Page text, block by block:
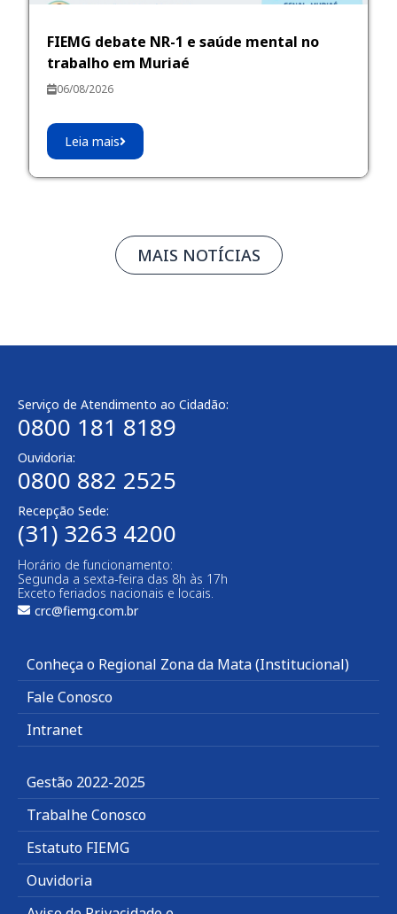
FIEMG debate NR-1 e saúde mental no
trabalho em Muriaé
06/08/2026
Leia mais
MAIS NOTÍCIAS
Serviço de Atendimento ao Cidadão:
0800 181 8189
Ouvidoria:
0800 882 2525
Recepção Sede:
(31) 3263 4200
Horário de funcionamento:
Segunda a sexta-feira das 8h às 17h
Exceto feriados nacionais e locais.
crc@fiemg.com.br
Conheça o Regional Zona da Mata (Institucional)
Fale Conosco
Intranet
Gestão 2022-2025
Trabalhe Conosco
Estatuto FIEMG
Ouvidoria